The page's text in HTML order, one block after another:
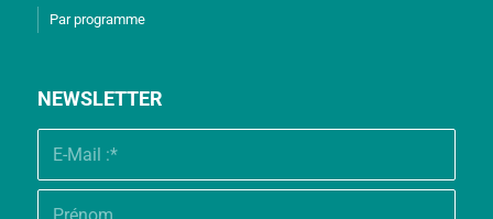
Par programme
NEWSLETTER